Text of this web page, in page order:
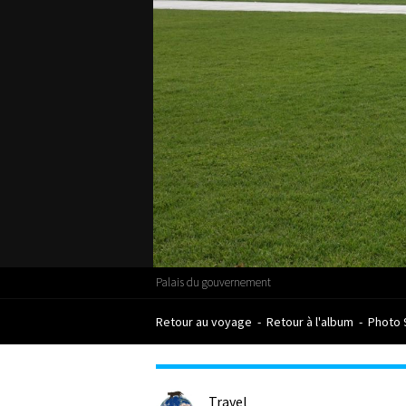
Palais du gouvernement
Retour au voyage - Retour à l'album - Photo
Travel